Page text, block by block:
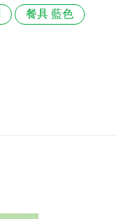
餐具 藍色